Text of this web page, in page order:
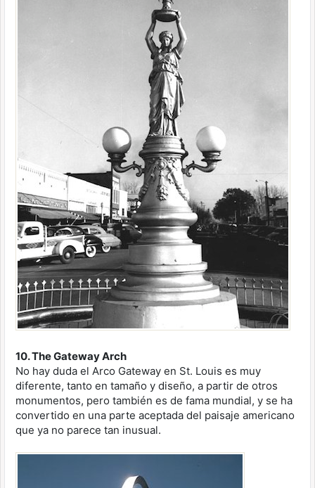
10. The Gateway Arch
No hay duda el Arco Gateway en St. Louis es muy
diferente, tanto en tamaño y diseño, a partir de otros
monumentos, pero también es de fama mundial, y se ha
convertido en una parte aceptada del paisaje americano
que ya no parece tan inusual.